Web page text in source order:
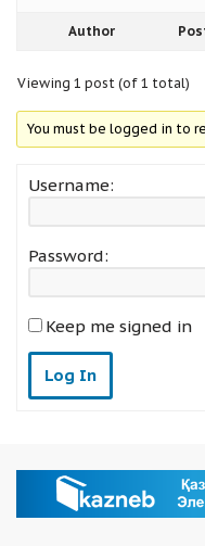
Author
Viewing 1 post (of 1 total)
You must be logged in to
Username:
Password:
Keep me signed in
Log In